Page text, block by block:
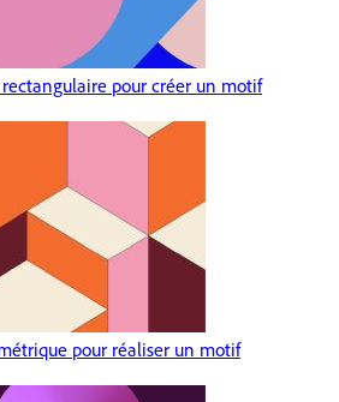
pour créer un motif
pour réaliser un motif